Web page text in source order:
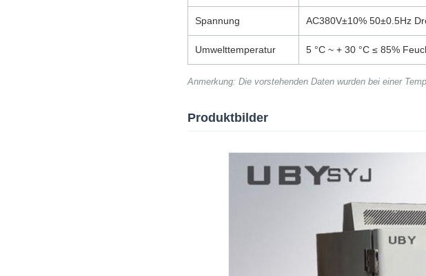
Spannung AC380V±10% 50±0.5Hz
Umwelttemperatur 5 °C ~ + 30 °C ≤ 85%
Anmerkung: Die vorstehenden Daten wurden bei einer
Produktbilder